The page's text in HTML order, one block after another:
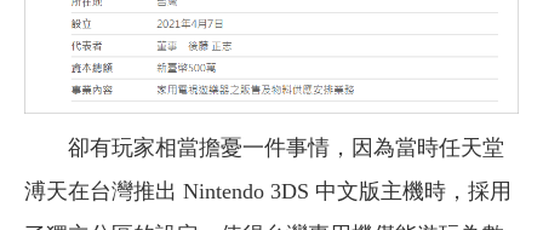
卻有玩家相當擔憂一件事情，因為當時任天堂
溥天在台灣推出 Nintendo 3DS 中文版主機時，採用